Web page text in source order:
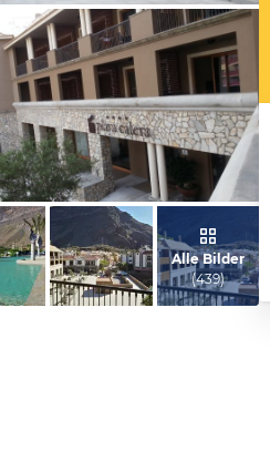
Juni 2017
November 2012Alle Bilder
(439)